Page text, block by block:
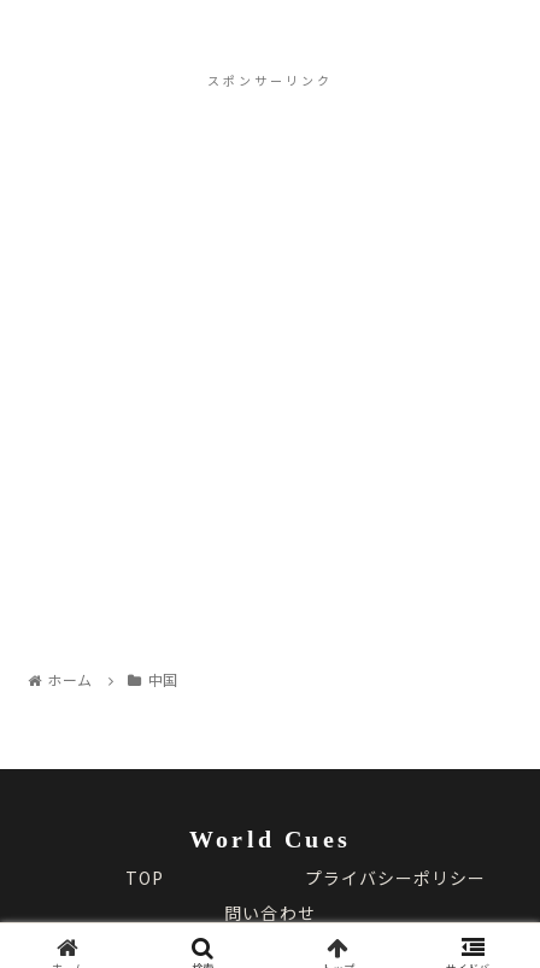
スポンサーリンク
ホーム 中国
World Cues
TOP
プライバシーポリシー
問い合わせ
© 2025 World Cues.